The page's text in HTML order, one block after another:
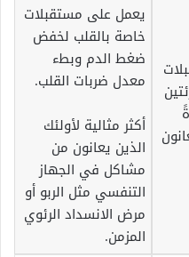
يعمل على مستقبلات
خاصة بالقلب لخفض
ضغط الدم وبطء
معدل ضربات القلب.
أكثر مثالية لأولئك
الذين يعانون من
مشاكل في الجهاز
التنفسي مثل الربو أو
مرض الانسداد الرئوي
المزمن.